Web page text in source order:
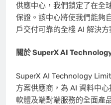
供應中心，我們鎖定了在全
保證。該中心將使我們能夠
戶交付可靠的全棧 AI 解決方
關於SuperX AI
SuperX AI Technology
方案供應商，為 AI 資料中
軟體及端對端服務的全面產